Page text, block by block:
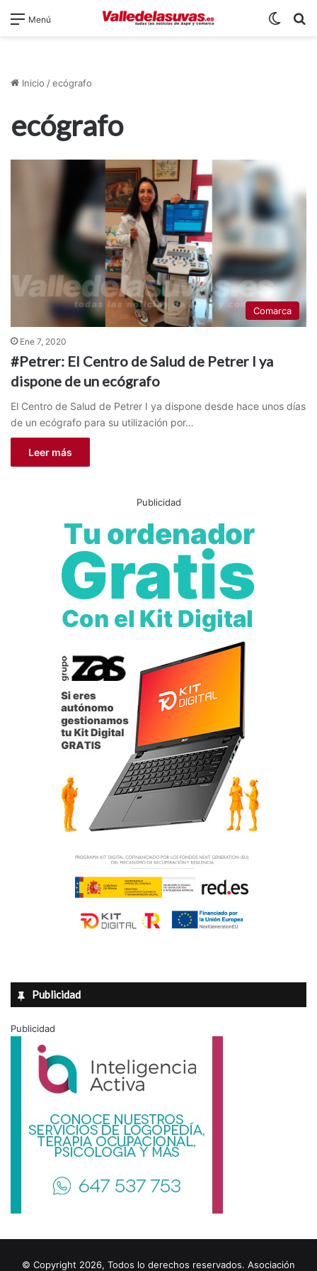
Menú
Inicio /ecógrafo
ecógrafo
Comarca
Ene 7, 2020
#Petrer: El Centro de Salud de Petrer I ya
dispone de un ecógrafo
El Centro de Salud de Petrer I ya dispone desde hace unos días
de un ecógrafo para su utilización por…
Leer más
Publicidad
Publicidad
Publicidad
© Copyright 2026, Todos lo derechos reservados. Asociación